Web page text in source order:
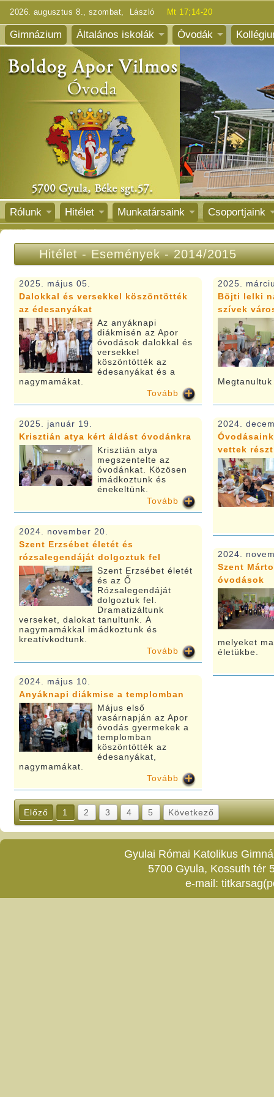
2026. augusztus 8., szombat, László Mt 17;14-20
Gimnázium Általános iskolák Óvodák
Rólunk Hitélet Munkatársaink Csoportjaink
Hitélet-Események-2014/2015
2025. május 05.
Dalokkal és versekkel köszöntötték
az édesanyákat
Az anyáknapi
diákmisén az Apor
óvodások dalokkal és
versekkel
köszöntötték az
édesanyákat és a
nagymamákat.
Tovább
2025. január 19.
Krisztián atya kért áldást óvodánkra
Krisztián atya
megszentelte az
óvodánkat. Közösen
imádkoztunk és
énekeltünk.
Tovább
2024. november 20.
Szent Erzsébet életét és
rózsalegendáját dolgoztuk fel
Szent Erzsébet életét
és az Ő
Rózsalegendáját
dolgoztuk fel.
Dramatizáltunk
verseket, dalokat tanultunk. A
nagymamákkal imádkoztunk és
kreatívkodtunk.
Tovább
2024. május 10.
Anyáknapi diákmise a templomban
Május első
vasárnapján az Apor
óvodás gyermekek a
templomban
köszöntötték az
édesanyákat,
nagymamákat.
Tovább
2025.
Böjti lelki
szívek
2024.
vettek részt
2024.
Szent
óvodások
melyeket
életükbe.
Előző 1 2 3 4 5 Következő
Gyulai Római Katolikus
5700 Gyula, Kossuth tér
e-mail: